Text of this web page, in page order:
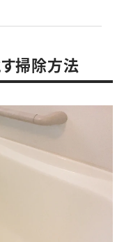
掃除方法